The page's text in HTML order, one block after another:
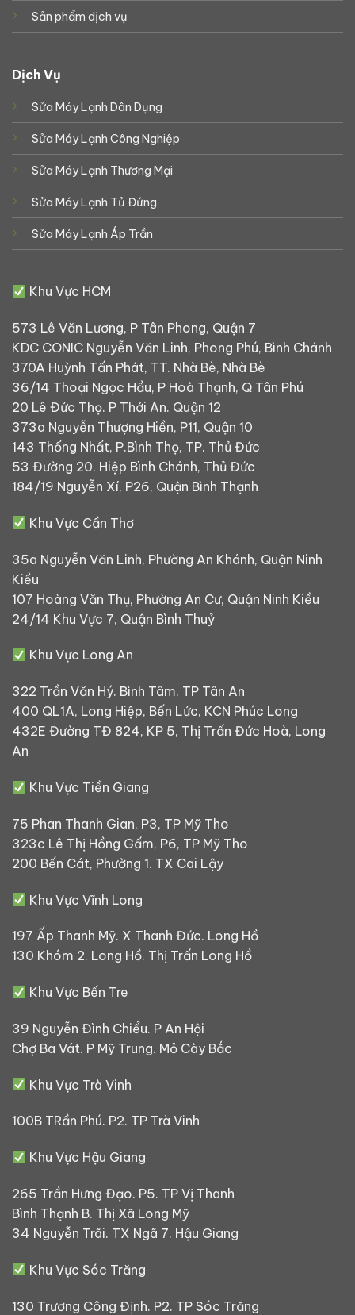
Sản phẩm dịch vụ
Dịch Vụ
Sửa Máy Lạnh Dân Dụng
Sửa Máy Lạnh Công Nghiệp
Sửa Máy Lạnh Thương Mại
Sửa Máy Lạnh Tủ Đứng
Sửa Máy Lạnh Áp Trần
Khu Vực HCM
573 Lê Văn Lương, P Tân Phong, Quận 7
KDC CONIC Nguyễn Văn Linh, Phong Phú, Bình Chánh
370A Huỳnh Tấn Phát, TT. Nhà Bè, Nhà Bè
36/14 Thoại Ngọc Hầu, P Hoà Thạnh, Q Tân Phú
20 Lê Đức Thọ. P Thới An. Quận 12
373a Nguyễn Thượng Hiền, P11, Quận 10
143 Thống Nhất, P.Bình Thọ, TP. Thủ Đức
53 Đường 20. Hiệp Bình Chánh, Thủ Đức
184/19 Nguyễn Xí, P26, Quận Bình Thạnh
Khu Vực Cần Thơ
35a Nguyễn Văn Linh, Phường An Khánh, Quận Ninh
Kiều
107 Hoàng Văn Thụ, Phường An Cư, Quận Ninh Kiều
24/14 Khu Vực 7, Quận Bình Thuỷ
Khu Vực Long An
322 Trần Văn Hý. Bình Tâm. TP Tân An
400 QL1A, Long Hiệp, Bến Lức, KCN Phúc Long
432E Đường TĐ 824, KP 5, Thị Trấn Đức Hoà, Long
An
Khu Vực Tiền Giang
75 Phan Thanh Gian, P3, TP Mỹ Tho
323c Lê Thị Hồng Gấm, P6, TP Mỹ Tho
200 Bến Cát, Phường 1. TX Cai Lậy
Khu Vực Vĩnh Long
197 Ấp Thanh Mỹ. X Thanh Đức. Long Hồ
130 Khóm 2. Long Hồ. Thị Trấn Long Hồ
Khu Vực Bến Tre
39 Nguyễn Đình Chiểu. P An Hội
Chợ Ba Vát. P Mỹ Trung. Mỏ Cày Bắc
Khu Vực Trà Vinh
100B TRần Phú. P2. TP Trà Vinh
Khu Vực Hậu Giang
265 Trần Hưng Đạo. P5. TP Vị Thanh
Bình Thạnh B. Thị Xã Long Mỹ
34 Nguyễn Trãi. TX Ngã 7. Hậu Giang
Khu Vực Sóc Trăng
130 Trương Công Định. P2. TP Sóc Trăng